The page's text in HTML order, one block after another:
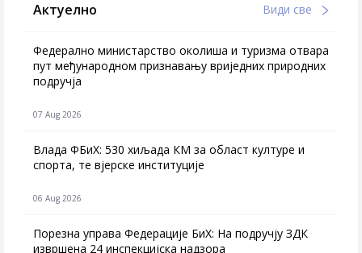
Актуелно Види све
Федерално министарство околиша и туризма отвара
пут међународном признавању вриједних природних
подручја
07 Aug 2026
Влада ФБиХ: 530 хиљада КМ за област културе и
спорта, те вјерске институције
06 Aug 2026
Порезна управа Федерације БиХ: На подручју ЗДК
извршена 24 инспекцијска надзора